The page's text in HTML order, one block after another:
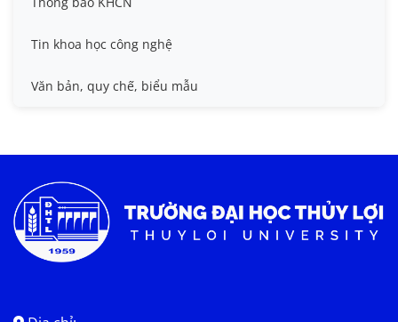
Tin khoa học công nghệ
Văn bản, quy chế, biểu mẫu